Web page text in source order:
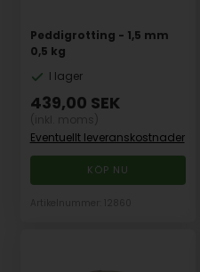
Peddigrotting - 1,5 mm
0,5 kg
I lager
439,00 SEK
Eventuellt leveranskostnader